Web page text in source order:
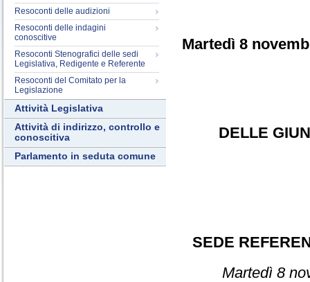
Resoconti delle audizioni
Resoconti delle indagini
conoscitive
Resoconti Stenografici delle sedi
Legislativa, Redigente e Referente
Resoconti del Comitato per la
Legislazione
Attività Legislativa
Attività di indirizzo, controllo e
conoscitiva
Parlamento in seduta comune
Martedì 8
DELLE
SEDE
Martedì 8